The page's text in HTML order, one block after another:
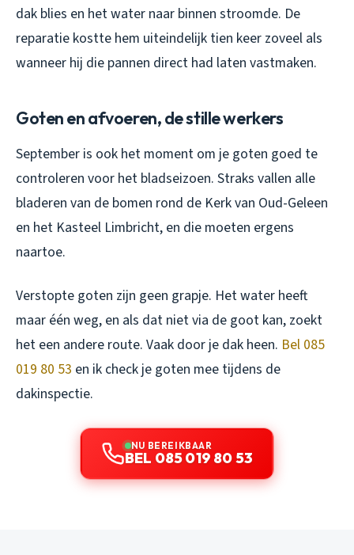
dak blies en het water naar binnen stroomde. De
reparatie kostte hem uiteindelijk tien keer zoveel als
wanneer hij die pannen direct had laten vastmaken.
Goten en afvoeren, de stille werkers
September is ook het moment om je goten goed te
controleren voor het bladseizoen. Straks vallen alle
bladeren van de bomen rond de Kerk van Oud-Geleen
en het Kasteel Limbricht, en die moeten ergens
naartoe.
Verstopte goten zijn geen grapje. Het water heeft
maar één weg, en als dat niet via de goot kan, zoekt
het een andere route. Vaak door je dak heen. Bel 085
019 80 53 en ik check je goten mee tijdens de
dakinspectie.
NU BEREIKBAAR
BEL 085 019 80 53